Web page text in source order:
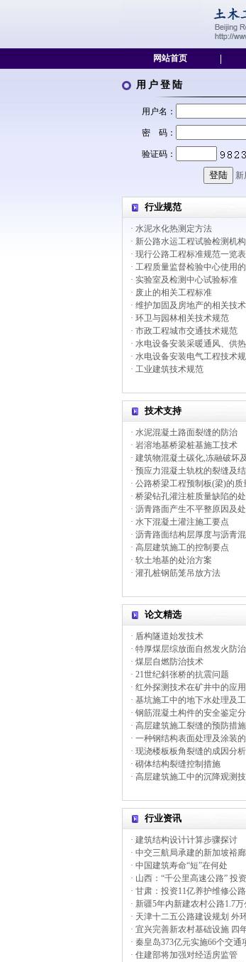
网站首页
用户登陆
用户名：
密 码：
验证码：
新
行业规范
· 水泥水化热测定方法
· 现行公路工程标准规范一览表
· 工程质量监督检验中心使用
· 实验室及检测中心试验标准
· 废止的相关工程标准
· 维护加固及房地产的相关技
· 环卫与园林相关技术规范
· 市政工程城市交通技术规范
· 水电设备安装电气工程技术
· 工业建筑技术规范
技术支持
· 水泥混凝土路面裂缝的防治
· 岩溶地基桥梁桩基施工技术
· 建筑物混凝土碳化,冻融破坏
· 预应力混凝土轨枕的裂缝及
· 桥梁钻孔灌注桩质量缺陷的
· 沥青路面产生不平整原因及
· 水下混凝土灌注施工要点
· 高层建筑施工的控制要点
· 软土地基的处治方案
· 灌孔桩钢筋笼吊放方法
论文精选
· 盾构隧道始发技术
· 特厚煤层综放面自然发火防
· 煤层自燃防治技术
· 21世纪斜张桥的抗震问题
· 基坑施工中的地下水处理及
· 钢筋混凝土构件的安全鉴定
· 高层建筑施工裂缝的预防措施
· 一种钢结构表面处理及涂装
· 现浇楼板板角裂缝的成因分
· 砌体结构裂缝控制措施
· 高层建筑施工中的沉降观测
行业资讯
· 建筑结构设计计算步骤探讨
· 中国建筑寿命“短”在何处
· 秦皇岛373亿元实施66个交通
· 住建部将加强对经适房监管